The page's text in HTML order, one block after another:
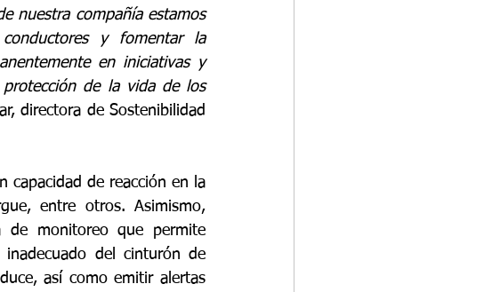
nuestra compañía estamos
y fomentar la
en iniciativas y
de la vida de los
directora de Sostenibilidad
capacidad de reacción en la
entre otros. Asimismo,
de monitoreo que permite
del cinturón de
así como emitir alertas